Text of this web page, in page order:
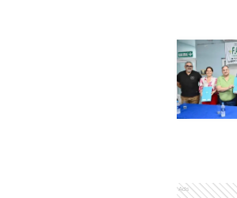
Ads